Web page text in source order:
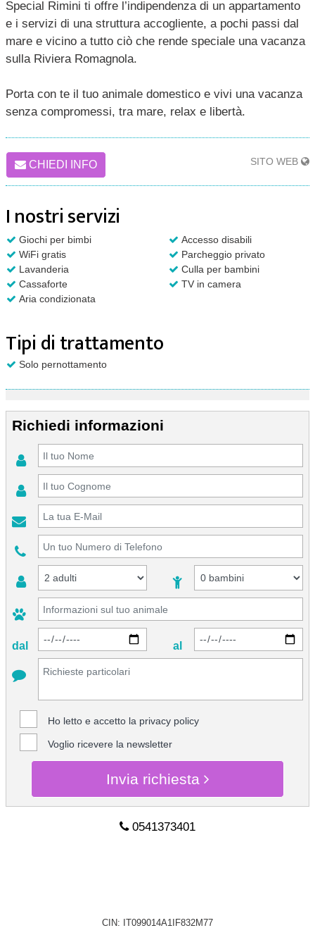
Special Rimini ti offre l’indipendenza di un appartamento
e i servizi di una struttura accogliente, a pochi passi dal
mare e vicino a tutto ciò che rende speciale una vacanza
sulla Riviera Romagnola.
Porta con te il tuo animale domestico e vivi una vacanza
senza compromessi, tra mare, relax e libertà.
CHIEDI INFO SITO WEB
I nostri servizi
Giochi per bimbi
Accesso disabili
WiFi gratis
Parcheggio privato
Lavanderia
Culla per bambini
Cassaforte
TV in camera
Aria condizionata
Tipi di trattamento
Solo pernottamento
Richiedi informazioni
dal al
Ho letto e accetto la privacy policy
Voglio ricevere la newsletter
Invia richiesta
0541373401
CIN: IT099014A1IF832M77